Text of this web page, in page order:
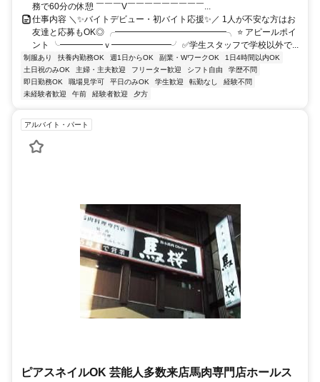
務で60分の休憩 ￣￣￣V￣￣￣￣￣￣￣￣￣...
仕事内容 ＼✨バイトデビュー・初バイト応援✨／ 1人が不安な方はお
友達と応募もOK◎ ╭━━━━━━━━━━━━━╮ ⭐ アピールポイ
ント ╰━━━━━ｖ━━━━━━━╯ ✅学生スタッフで学校以外で...
制服あり 扶養内勤務OK 週1日からOK 副業・WワークOK
1日4時間以内OK
土日祝のみOK
主婦・主夫歓迎 フリーター歓迎 シフト自由
学歴不問
即日勤務OK
職場見学可 平日のみOK 学生歓迎 転勤なし
経験不問
未経験者歓迎
午前 経験者歓迎 夕方
アルバイト・パート
ピアスネイルOK 芸能人多数来店馬肉専門店ホールス